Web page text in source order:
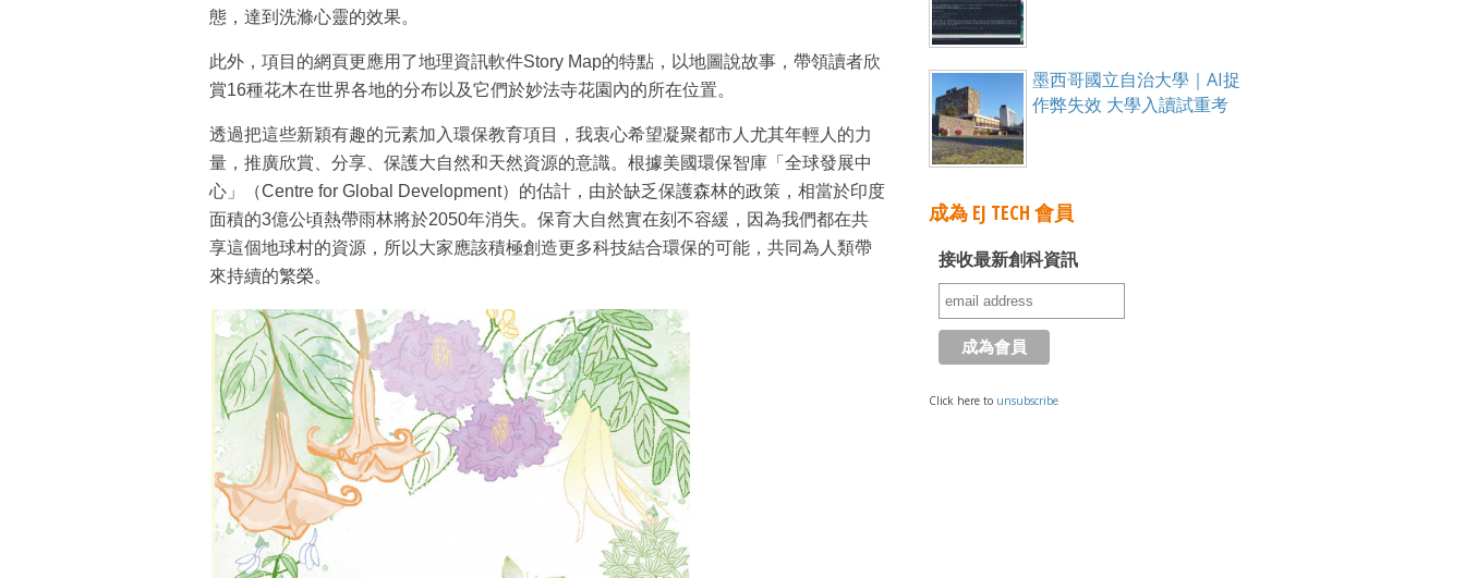
態，達到洗滌心靈的效果。
此外，項目的網頁更應用了地理資訊軟件Story Map的特點，以地圖說故事，帶領讀者欣
賞16種花木在世界各地的分布以及它們於妙法寺花園內的所在位置。
透過把這些新穎有趣的元素加入環保教育項目，我衷心希望凝聚都市人尤其年輕人的力
量，推廣欣賞、分享、保護大自然和天然資源的意識。根據美國環保智庫「全球發展中
心」（Centre for Global Development）的估計，由於缺乏保護森林的政策，相當於印度
面積的3億公頃熱帶雨林將於2050年消失。保育大自然實在刻不容緩，因為我們都在共
享這個地球村的資源，所以大家應該積極創造更多科技結合環保的可能，共同為人類帶
來持續的繁榮。
墨西哥國立自治大學｜AI捉
作弊失效 大學入讀試重考
成為 EJ TECH 會員
接收最新創科資訊
Click here to unsubscribe